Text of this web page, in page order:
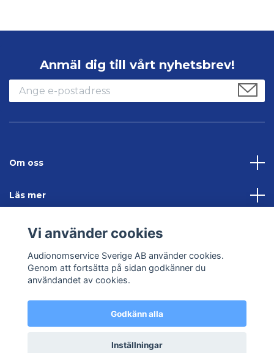
Anmäl dig till vårt nyhetsbrev!
Om oss
Läs mer
Sociala medier
Kontakta oss
© 2026 Audionomservice – Allt inom hörsel
Vi använder cookies
Audionomservice Sverige AB använder cookies.
Genom att fortsätta på sidan godkänner du
användandet av cookies.
Godkänn alla
Inställningar